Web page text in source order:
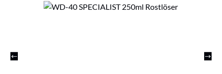
Bildergalerie überspringen